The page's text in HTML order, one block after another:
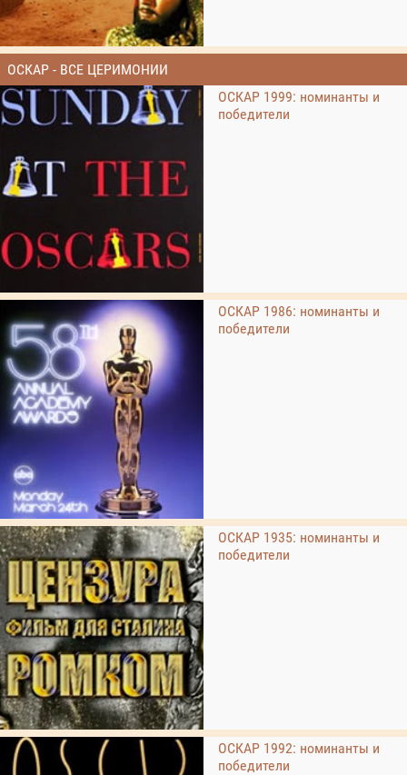
ОСКАР - ВСЕ ЦЕРИМОНИИ
ОСКАР 1999: номинанты и
победители
ОСКАР 1986: номинанты и
победители
ОСКАР 1935: номинанты и
победители
ОСКАР 1992: номинанты и
победители